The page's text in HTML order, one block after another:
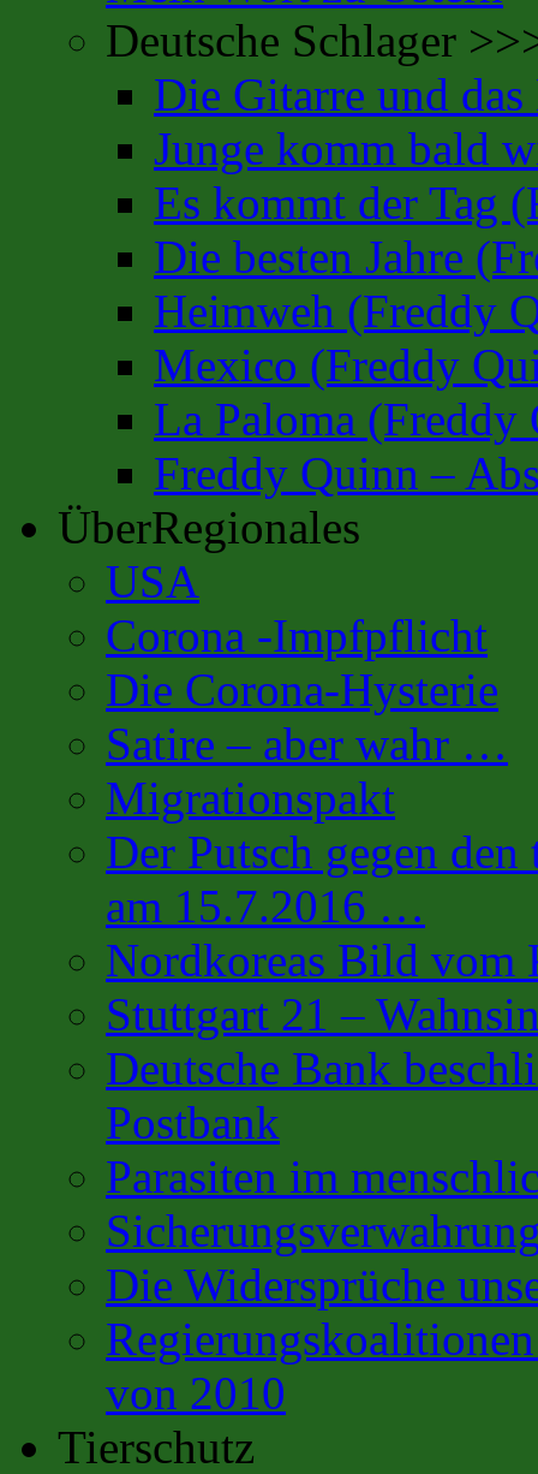
Deutsche Schlager
Die Gitarre und
Junge komm bald
Es kommt der Tag
Die besten Jahre
Heimweh (Freddy
Mexico (Freddy
La Paloma (Freddy
Freddy Quinn –
ÜberRegionales
USA
Corona -Impfpflicht
Die Corona-Hysterie
Satire – aber wahr …
Migrationspakt
Der Putsch gegen
am 15.7.2016 …
Nordkoreas Bild vom
Stuttgart 21 –
Deutsche Bank
Postbank
Parasiten im
Die Widersprüche
von 2010
Tierschutz